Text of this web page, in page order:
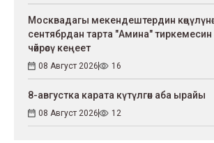
Москвадагы мекендештердин
сентябрдан тарта "Амина"
чөйрөсү кеңеет
08 Август 2026 16
8-августка карата күтүлгөн аба ырайы
08 Август 2026 12